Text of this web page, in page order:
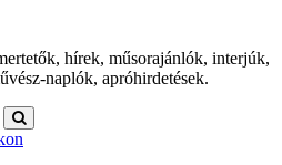
hírek, műsorajánlók, interjúk,
naplók, apróhirdetések.